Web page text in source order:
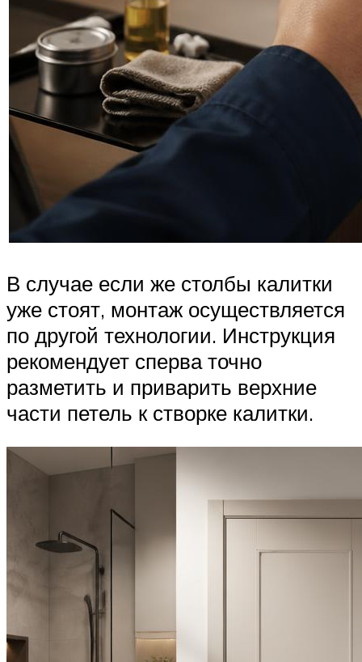
В случае если же столбы калитки
уже стоят, монтаж осуществляется
по другой технологии. Инструкция
рекомендует сперва точно
разметить и приварить верхние
части петель к створке калитки.